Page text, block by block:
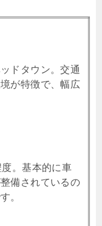
ドタウン。交通
が特徴で、幅広
。基本的に車
備されているの
。